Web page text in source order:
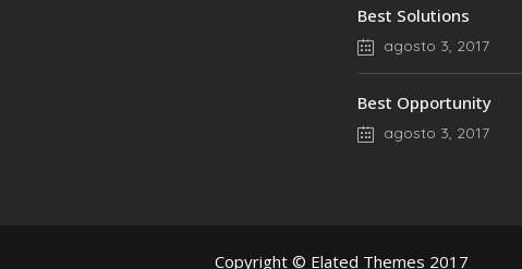
Best Solutions
agosto 3, 2017
Best Opportunity
agosto 3, 2017
Copyright © Elated Themes 2017